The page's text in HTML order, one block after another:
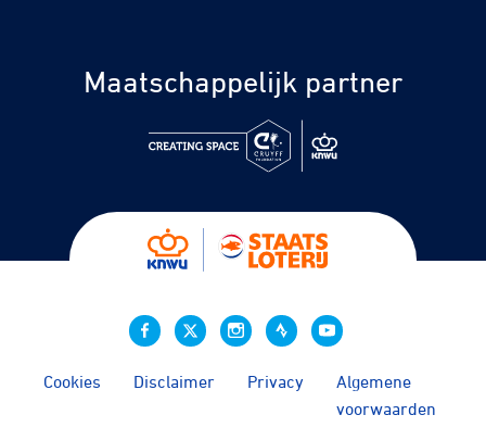
Maatschappelijk partner
Cookies Disclaimer Privacy
Algemene
voorwaarden